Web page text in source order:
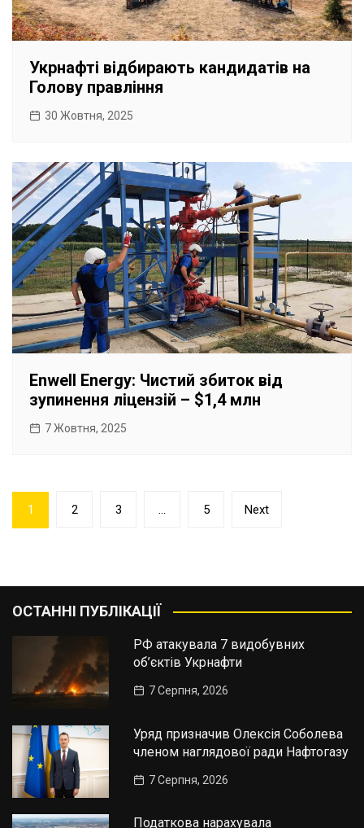
Укрнафті відбирають кандидатів на
Голову правління
30 Жовтня, 2025
Enwell Energy: Чистий збиток від
зупинення ліцензій – $1,4 млн
7 Жовтня, 2025
Пагінація
записів
1 2 3 … 5 Next
ОСТАННІ ПУБЛІКАЦІЇ
РФ атакувала 7 видобувних
об’єктів Укрнафти
7 Серпня, 2026
Уряд призначив Олексія Соболева
членом наглядової ради Нафтогазу
7 Серпня, 2026
Податкова нарахувала